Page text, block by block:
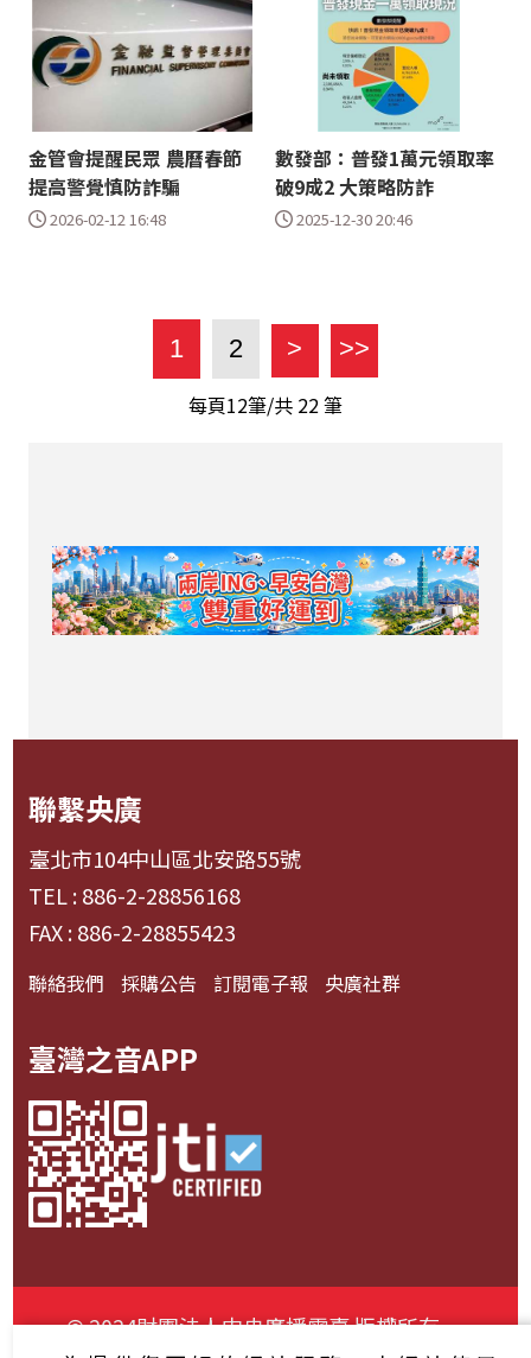
金管會提醒民眾 農曆春節
提高警覺慎防詐騙
2026-02-12 16:48
數發部：普發1萬元領取率
破9成2 大策略防詐
2025-12-30 20:46
1 2 > >>
每頁12筆/共 22筆
聯繫央廣
臺北市104中山區北安路55號
TEL : 886-2-28856168
FAX : 886-2-28855423
聯絡我們 採購公告 訂閱電子報 央廣社群
臺灣之音APP
© 2024財團法人中央廣播電臺 版權所有